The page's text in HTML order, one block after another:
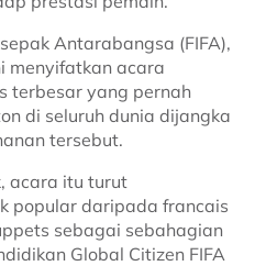
Antarabangsa (FIFA),
menyifatkan acara
terbesar yang pernah
di seluruh dunia dijangka
tersebut.
acara itu turut
popular daripada francais
sebagai sebahagian
Global Citizen FIFA